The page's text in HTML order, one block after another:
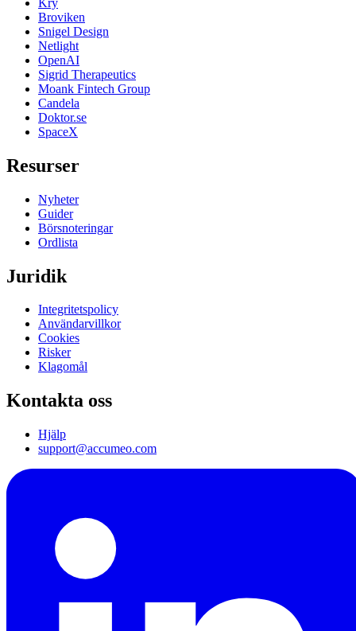
Broviken
Snigel Design
Netlight
OpenAI
Sigrid Therapeutics
Moank Fintech Group
Candela
Doktor.se
SpaceX
Resurser
Nyheter
Guider
Börsnoteringar
Ordlista
Juridik
Integritetspolicy
Användarvillkor
Cookies
Risker
Klagomål
Kontakta oss
Hjälp
support@accumeo.com